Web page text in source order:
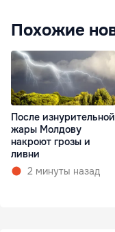
Похожие
После изнурительной
жары Молдову
накроют грозы и
ливни
2 минуты назад